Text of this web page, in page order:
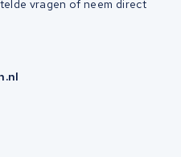
vragen of neem direct